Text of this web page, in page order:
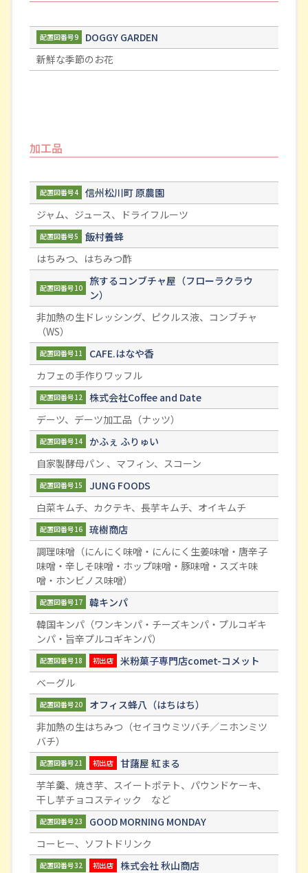
配置図番号9
DOGGY GARDEN
新鮮な季節のお花
加工品
配置図番号4
信州松川町 原農園
ジャム、ジュース、ドライフルーツ
配置図番号5
飯村養蜂
はちみつ、はちみつ酢
配置図番号10
旅するコンブチャ屋（フローラクラウ
ン）
非加熱の生ドレッシング、ピクルス液、コンブチャ
（WS）
配置図番号11
CAFE.はなや香
カフェの手作りワッフル
配置図番号12
株式会社Coffee and Date
デーツ、デーツ加工品（ナッツ）
配置図番号14
かふぇ ふりゅい
自家製酵母パン 、マフィン、スコーン
配置図番号15
JUNG FOODS
白菜キムチ、カクテキ、長芋キムチ、オイキムチ
配置図番号16
琉樹商店
調理味噌（にんにく味噌・にんにく生姜味噌・唐辛子
味噌・辛しそ味噌・ホップ味噌・豚味噌・スズキ味
噌・ホンビノス味噌）
配置図番号17
韓キンパ
韓国キンパ（ワンキンパ・チーズキンパ・プルコギキ
ンパ・旨辛プルコギキンパ）
配置図番号18 初出店
米粉菓子専門店comet-コメット
ベーグル
配置図番号20
オフィス蜂八（はちはち）
非加熱の生はちみつ（セイヨウミツバチ／ニホンミツ
バチ）
配置図番号21 初出店
甘藷屋 紅まる
芋羊羹、焼き芋、スイートポテト、パウンドケーキ、
干し芋チョコスティック など
配置図番号23
GOOD MORNING MONDAY
コーヒー、ソフトドリンク
配置図番号32 初出店
株式会社 秋山商店